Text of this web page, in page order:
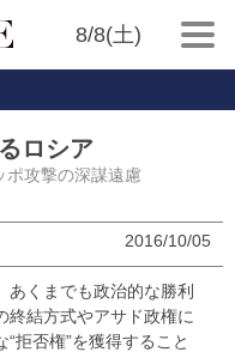
8/8(土)
ロシア
ポ攻撃の深謀遠慮
2016/10/05
あくまでも政治的な勝利
終結方式やアサド政権に
拒否権”を獲得すること